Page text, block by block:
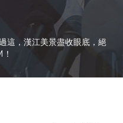
這，漢江美景盡收眼底，絕